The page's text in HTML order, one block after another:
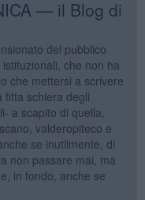
— il Blog di
del pubblico
che non ha
che mettersi a scrivere
fitta schiera degli
a scapito di quella,
valderopiteco e
se inutilmente, di
non passare mai, ma
in fondo, anche se